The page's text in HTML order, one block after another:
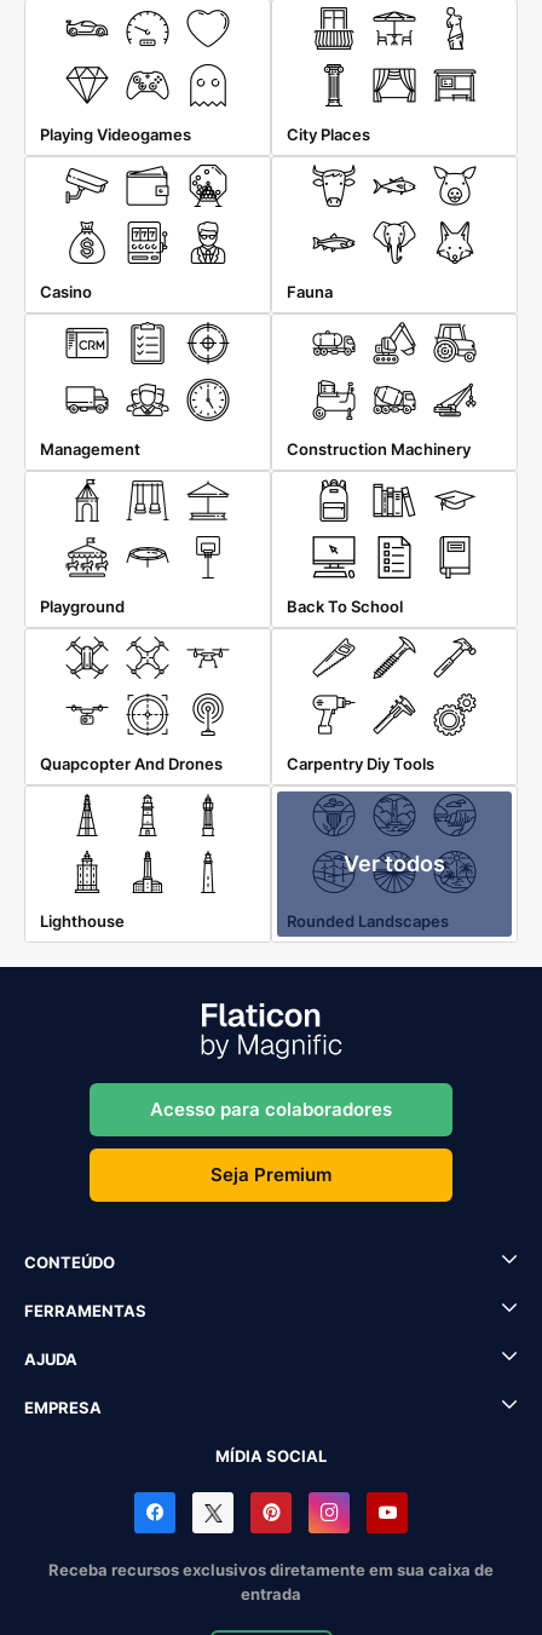
Playing Videogames City Places
Casino Fauna
Management Construction Machinery
Playground Back To School
Quapcopter And Drones Carpentry Diy Tools
Lighthouse
Ver todos
Rounded Landscapes
Acesso para colaboradores
Seja Premium
CONTEÚDO
FERRAMENTAS
AJUDA
EMPRESA
MÍDIA SOCIAL
Receba recursos exclusivos diretamente em sua caixa de
entrada